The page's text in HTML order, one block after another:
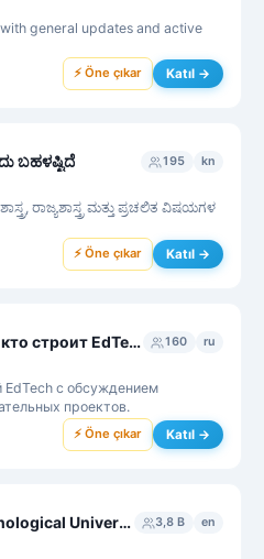
general updates and active
⚡ Öne çıkar Katıl →
ಬಹಳಷ್ಟಿದೆ 195 kn
ರಾಜ್ಯಶಾಸ್ತ್ರ ಮತ್ತು ಪ್ರಚಲಿತ ವಿಷಯಗಳ
⚡ Öne çıkar Katıl →
Full House для тех, кто строит EdTech 160 ru
EdTech с обсуждением
проектов.
⚡ Öne çıkar Katıl →
NTU Nanyang Technological University Chat Group 3,8 B en